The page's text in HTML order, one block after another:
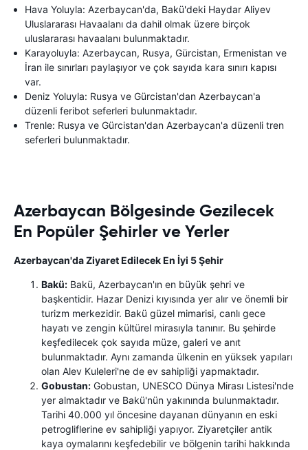
Hava Yoluyla: Azerbaycan'da, Bakü'deki Haydar Aliyev
Uluslararası Havaalanı da dahil olmak üzere birçok
uluslararası havaalanı bulunmaktadır.
Karayoluyla: Azerbaycan, Rusya, Gürcistan, Ermenistan ve
İran ile sınırları paylaşıyor ve çok sayıda kara sınırı kapısı
var.
Deniz Yoluyla: Rusya ve Gürcistan'dan Azerbaycan'a
düzenli feribot seferleri bulunmaktadır.
Trenle: Rusya ve Gürcistan'dan Azerbaycan'a düzenli tren
seferleri bulunmaktadır.
Azerbaycan Bölgesinde Gezilecek
En Popüler Şehirler ve Yerler
Azerbaycan'da Ziyaret Edilecek En İyi 5 Şehir
Bakü: Bakü, Azerbaycan'ın en büyük şehri ve
başkentidir. Hazar Denizi kıyısında yer alır ve önemli bir
turizm merkezidir. Bakü güzel mimarisi, canlı gece
hayatı ve zengin kültürel mirasıyla tanınır. Bu şehirde
keşfedilecek çok sayıda müze, galeri ve anıt
bulunmaktadır. Aynı zamanda ülkenin en yüksek yapıları
olan Alev Kuleleri'ne de ev sahipliği yapmaktadır.
Gobustan: Gobustan, UNESCO Dünya Mirası Listesi'nde
yer almaktadır ve Bakü'nün yakınında bulunmaktadır.
Tarihi 40.000 yıl öncesine dayanan dünyanın en eski
petrogliflerine ev sahipliği yapıyor. Ziyaretçiler antik
kaya oymalarını keşfedebilir ve bölgenin tarihi hakkında